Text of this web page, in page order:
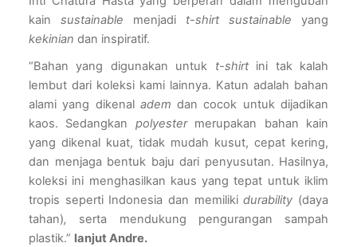
kain sustainable menjadi t-shirt sustainable
kekinian dan inspiratif.
“Bahan yang digunakan untuk t-shirt ini tak kalah
lembut dari koleksi kami lainnya. Katun adalah bahan
alami yang dikenal adem dan cocok untuk dijadikan
kaos. Sedangkan polyester merupakan bahan kain
yang dikenal kuat, tidak mudah kusut, cepat kering,
dan menjaga bentuk baju dari penyusutan. Hasilnya,
koleksi ini menghasilkan kaus yang tepat untuk iklim
tropis seperti Indonesia dan memiliki durability (daya
tahan), serta mendukung pengurangan sampah
plastik.” lanjut Andre.